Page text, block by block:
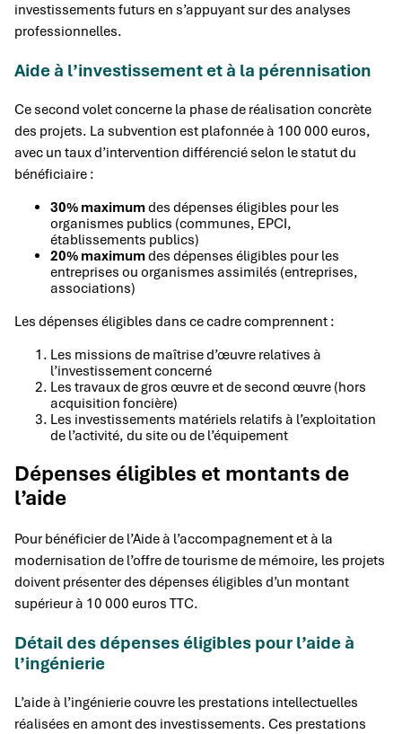
investissements futurs en s’appuyant sur des analyses
professionnelles.
Aide à l’investissement et à la pérennisation
Ce second volet concerne la phase de réalisation concrète
des projets. La subvention est plafonnée à 100 000 euros,
avec un taux d’intervention différencié selon le statut du
bénéficiaire :
30% maximumdes dépenses éligibles pour les
organismes publics (communes, EPCI,
établissements publics)
20% maximumdes dépenses éligibles pour les
entreprises ou organismes assimilés (entreprises,
associations)
Les dépenses éligibles dans ce cadre comprennent :
Les missions de maîtrise d’œuvre relatives à
l’investissement concerné
Les travaux de gros œuvre et de second œuvre (hors
acquisition foncière)
Les investissements matériels relatifs à l’exploitation
de l’activité, du site ou de l’équipement
Dépenses éligibles et montants de
l’aide
Pour bénéficier de l’Aide à l’accompagnement et à la
modernisation de l’offre de tourisme de mémoire, les projets
doivent présenter des dépenses éligibles d’un montant
supérieur à 10 000 euros TTC.
Détail des dépenses éligibles pour l’aide à
l’ingénierie
L’aide à l’ingénierie couvre les prestations intellectuelles
réalisées en amont des investissements. Ces prestations